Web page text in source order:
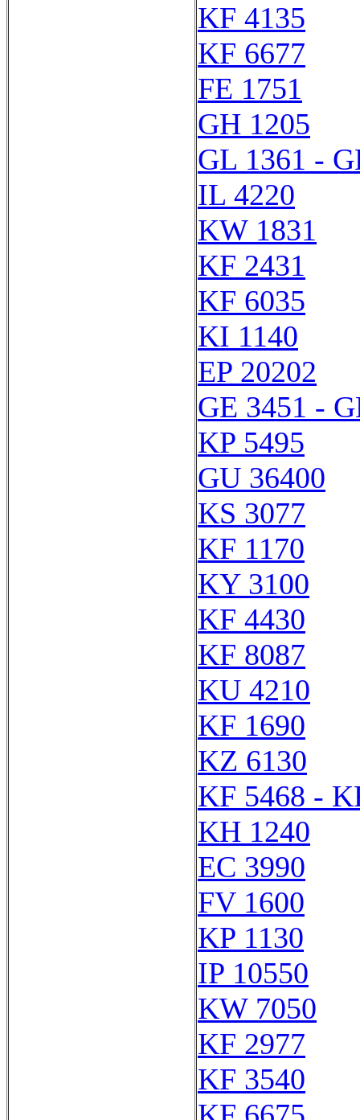
KF 4135
KF 6677
FE 1751
GH 1205
GL 1361 -
IL 4220
KW 1831
KF 2431
KF 6035
KI 1140
EP 20202
GE 3451 -
KP 5495
GU 36400
KS 3077
KF 1170
KY 3100
KF 4430
KF 8087
KU 4210
KF 1690
KZ 6130
KF 5468 -
KH 1240
EC 3990
FV 1600
KP 1130
IP 10550
KW 7050
KF 2977
KF 3540